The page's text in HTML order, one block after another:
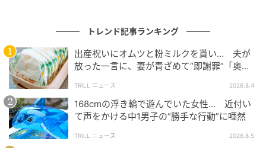
しかし、そんな悩みはZOZOのスタッフと顔を合わせ
た瞬間に吹き飛んだそう。
「実際にお話をさせてもらっていったら、本当に5分ぐ
らいでめちゃめちゃ楽しくなっちゃって。『あんなこ
とできます、こんなことできます』みたいになって。
初めはいや、僕服好きすぎるから作るのどうなんです
かね、なんて言ってたんですけど、本当にすぐコロッ
トレンド記事ランキング
出産祝いにオムツと粉ミルクを貰い… 夫が
放った一言に、妻が青ざめて“即謝罪”「奥様
TRILL ニュース 2026.8.4
168cmの浮き輪で遊んでいた女性… 近付い
て声をかける中1男子の“勝手な行動”に唖然
TRILL ニュース 2026.8.5